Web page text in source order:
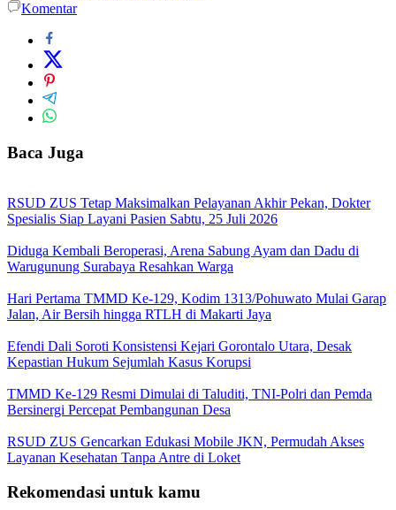
Komentar
Baca Juga
RSUD ZUS Tetap Maksimalkan Pelayanan Akhir Pekan, Dokter
Spesialis Siap Layani Pasien Sabtu, 25 Juli 2026
Diduga Kembali Beroperasi, Arena Sabung Ayam dan Dadu di
Warugunung Surabaya Resahkan Warga
Hari Pertama TMMD Ke-129, Kodim 1313/Pohuwato Mulai Garap
Jalan, Air Bersih hingga RTLH di Makarti Jaya
Efendi Dali Soroti Konsistensi Kejari Gorontalo Utara, Desak
Kepastian Hukum Sejumlah Kasus Korupsi
TMMD Ke-129 Resmi Dimulai di Taluditi, TNI-Polri dan Pemda
Bersinergi Percepat Pembangunan Desa
RSUD ZUS Gencarkan Edukasi Mobile JKN, Permudah Akses
Layanan Kesehatan Tanpa Antre di Loket
Rekomendasi untuk kamu